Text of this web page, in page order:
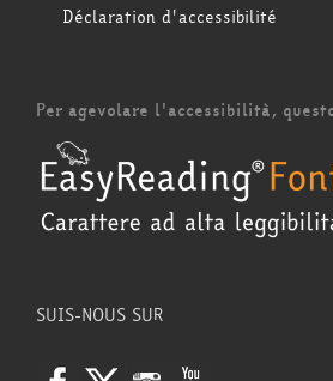
Déclaration d'accessibilité
Per agevolare l'accessibilità,
SUIS-NOUS SUR